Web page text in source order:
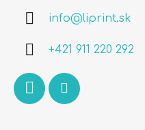
info@liprint.sk
+421 911 220 292